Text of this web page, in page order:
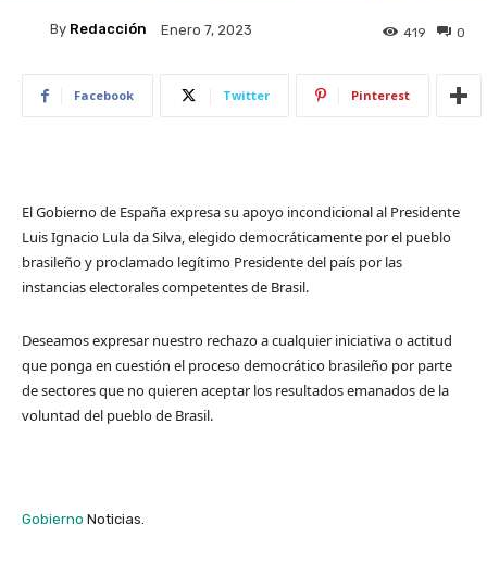
By Redacción Enero 7, 2023 0
419
Facebook Twitter Pinterest
​El Gobierno de España expresa su apoyo incondicional al Presidente
Luis Ignacio Lula da Silva, elegido democráticamente por el pueblo
brasileño y proclamado legítimo Presidente del país por las
instancias electorales competentes de Brasil.
Deseamos expresar nuestro rechazo a cualquier iniciativa o actitud
que ponga en cuestión el proceso democrático brasileño por parte
de sectores que no quieren aceptar los resultados emanados de la
voluntad del pueblo de Brasil.
Gobierno Noticias.